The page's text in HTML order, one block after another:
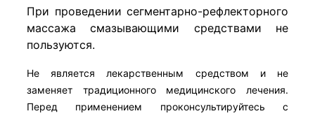
При проведении сегментарно-рефлекторного
массажа смазывающими средствами не
пользуются.
Не является лекарственным средством и не
заменяет традиционного медицинского лечения.
Перед применением проконсультируйтесь с